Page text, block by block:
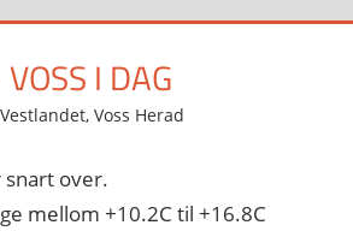
I DAG
Svein
Vestlandet, Voss Herad
snart over.
mellom +10.2C til +16.8C